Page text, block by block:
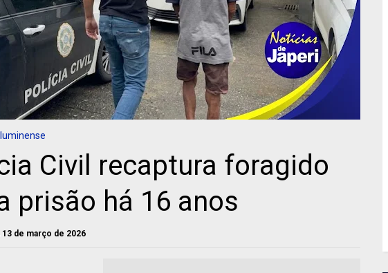
Civil recaptura foragido
prisão há 16 anos
de março de 2026